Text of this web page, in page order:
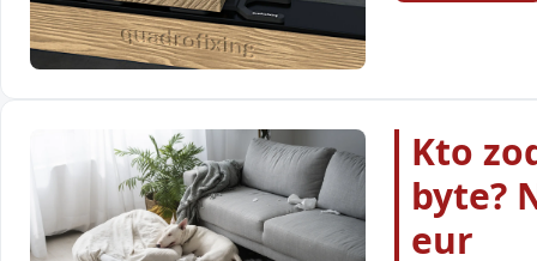
Kto
byte?
eur